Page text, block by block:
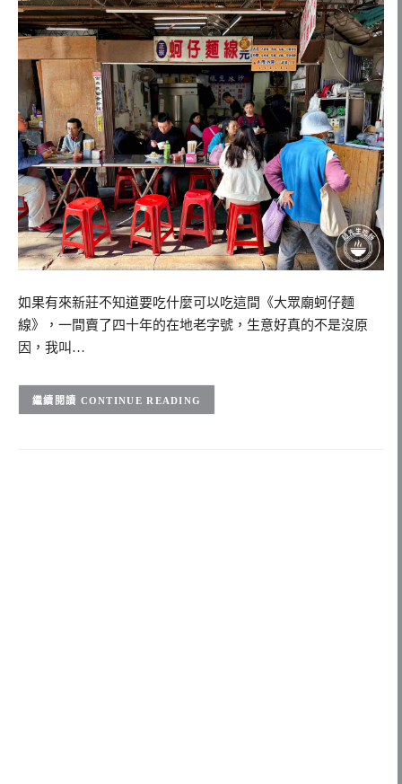
如果有來新莊不知道要吃什麼可以吃這間《大眾廟蚵仔麵
線》，一間賣了四十年的在地老字號，生意好真的不是沒原
因，我叫…
CONTINUE READING